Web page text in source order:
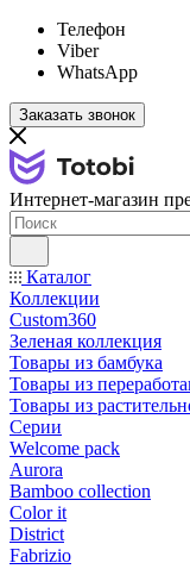
Телефон
Viber
WhatsApp
Заказать звонок
Интернет-магазин
Каталог
Коллекции
Custom360
Зеленая коллекция
Товары из бамбука
Товары из
Товары из
Серии
Welcome pack
Aurora
Bamboo collection
Color it
District
Fabrizio